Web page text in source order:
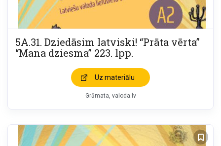
5A.31. Dziedāsim latviski! “Prāta vērta”
“Mana dziesma” 223. lpp.
Uz materiālu
Grāmata valoda.lv